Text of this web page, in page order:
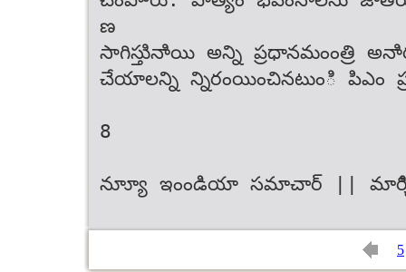
ణ
సాగిస్తుినాియి అన్ని ప్రధానమంంత్రి
చేయాలన్ని న్నిరంయించినటుంి పిఎం
8
న్యూూ ఇంండియా సమాచార్ ||
5